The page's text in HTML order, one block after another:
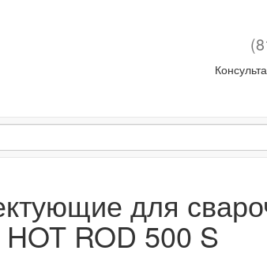
для
ROD 500 S